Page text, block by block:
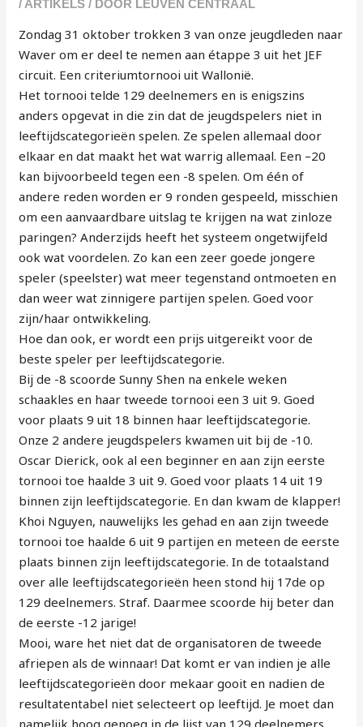
/ ARTIKELS / DOOR LEUVEN CENTRAAL
Zondag 31 oktober trokken 3 van onze jeugdleden naar
Waver om er deel te nemen aan étappe 3 uit het JEF
circuit. Een criteriumtornooi uit Wallonië.
Het tornooi telde 129 deelnemers en is enigszins
anders opgevat in die zin dat de jeugdspelers niet in
leeftijdscategorieën spelen. Ze spelen allemaal door
elkaar en dat maakt het wat warrig allemaal. Een –20
kan bijvoorbeeld tegen een -8 spelen. Om één of
andere reden worden er 9 ronden gespeeld, misschien
om een aanvaardbare uitslag te krijgen na wat zinloze
paringen? Anderzijds heeft het systeem ongetwijfeld
ook wat voordelen. Zo kan een zeer goede jongere
speler (speelster) wat meer tegenstand ontmoeten en
dan weer wat zinnigere partijen spelen. Goed voor
zijn/haar ontwikkeling.
Hoe dan ook, er wordt een prijs uitgereikt voor de
beste speler per leeftijdscategorie.
Bij de -8 scoorde Sunny Shen na enkele weken
schaakles en haar tweede tornooi een 3 uit 9. Goed
voor plaats 9 uit 18 binnen haar leeftijdscategorie.
Onze 2 andere jeugdspelers kwamen uit bij de -10.
Oscar Dierick, ook al een beginner en aan zijn eerste
tornooi toe haalde 3 uit 9. Goed voor plaats 14 uit 19
binnen zijn leeftijdscategorie. En dan kwam de klapper!
Khoi Nguyen, nauwelijks les gehad en aan zijn tweede
tornooi toe haalde 6 uit 9 partijen en meteen de eerste
plaats binnen zijn leeftijdscategorie. In de totaalstand
over alle leeftijdscategorieën heen stond hij 17de op
129 deelnemers. Straf. Daarmee scoorde hij beter dan
de eerste -12 jarige!
Mooi, ware het niet dat de organisatoren de tweede
afriepen als de winnaar! Dat komt er van indien je alle
leeftijdscategorieën door mekaar gooit en nadien de
resultatentabel niet selecteert op leeftijd. Je moet dan
namelijk hoog genoeg in de lijst van 129 deelnemers